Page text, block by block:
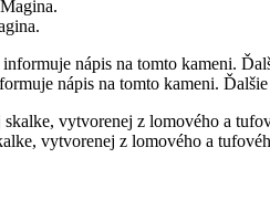
nápis na tomto kameni.
vytvorenej z lomového a